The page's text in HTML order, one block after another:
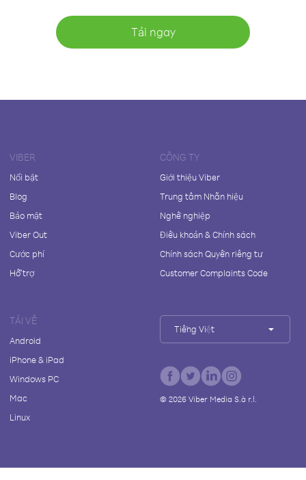
Tải ngay
VIBER
Nổi bật
Blog
Bảo mật
Viber Out
Cước phí
Hỗ trợ
CÔNG TY
Giới thiệu Viber
Trung tâm Nhãn hiệu
Nghề nghiệp
Điều khoản & Chính sách
Chính sách Quyền riêng tư
Customer Complaints Code
TẢI VỀ
Android
iPhone & iPad
Windows PC
Mac
Linux
Tiếng Việt
© 2026Viber Media S.à r.l.